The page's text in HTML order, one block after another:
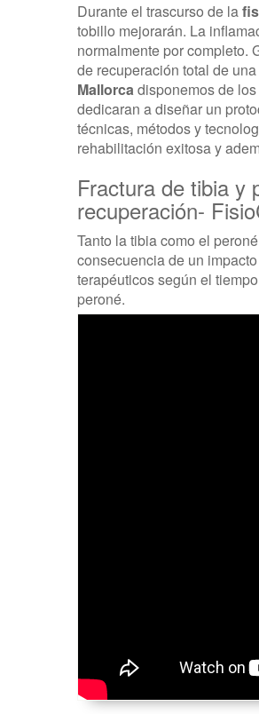
Durante el trascurso de la
tobillo mejorarán. La
normalmente por completo.
de recuperación total de
Mallorcadisponemos de
dedicaran a diseñar un
técnicas, métodos y
rehabilitación exitosa y
Fractura de tibia y
recuperación-
Tanto la tibia como el
consecuencia de un
terapéuticos según el
peroné.